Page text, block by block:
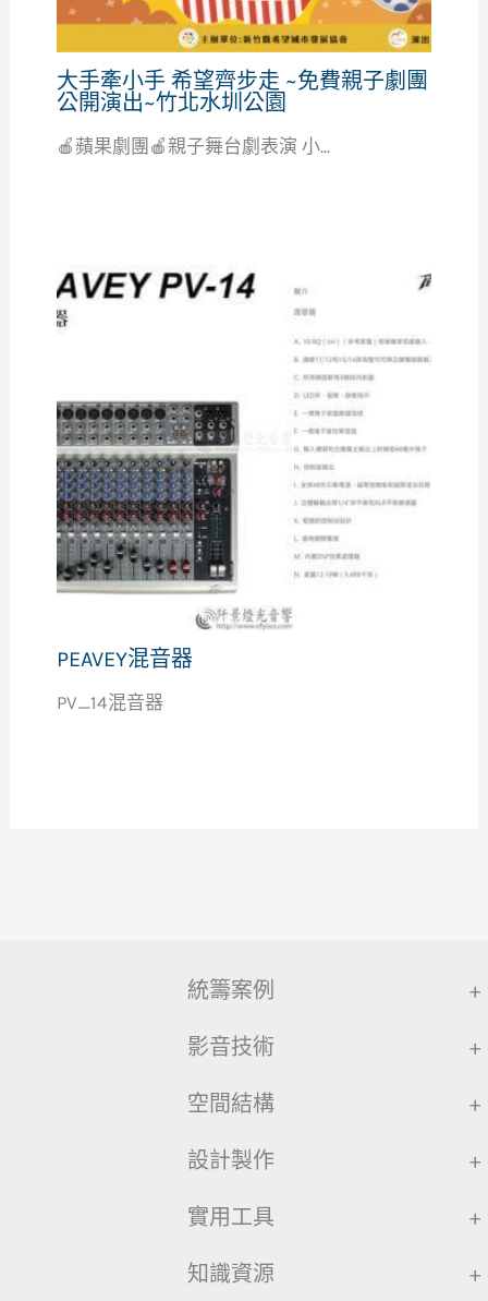
大手牽小手 希望齊步走 ~免費親子劇團
公開演出~竹北水圳公園
🍎蘋果劇團🍎親子舞台劇表演 小...
PEAVEY混音器
PV_14混音器
統籌案例 +
影音技術 +
空間結構 +
設計製作 +
實用工具 +
知識資源 +